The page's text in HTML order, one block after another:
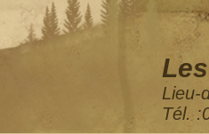
Lieu-
Tél.